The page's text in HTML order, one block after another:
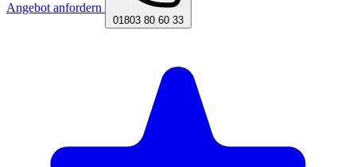
Angebot anfordern
01803 80 60 33